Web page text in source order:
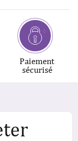
Paiement
sécurisé